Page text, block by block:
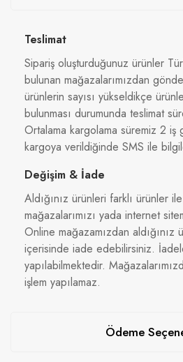
Teslimat
Sipariş oluşturduğunuz ürünler
bulunan mağazalarımızdan
ürünlerin sayısı yükseldikçe
bulunması durumunda teslimat
Ortalama kargolama süremiz 2 iş
kargoya verildiğinde SMS ile
Değişim & İade
Aldığınız ürünleri farklı ürünler
mağazalarımızı yada internet
Online mağazamızdan aldığınız
içerisinde iade edebilirsiniz.
yapılabilmektedir.
işlem yapılamaz.
Ödeme